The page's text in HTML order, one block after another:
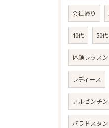
会社帰り
40代 50代
体験レッスン
レディース
アルゼンチ
パラドスタ